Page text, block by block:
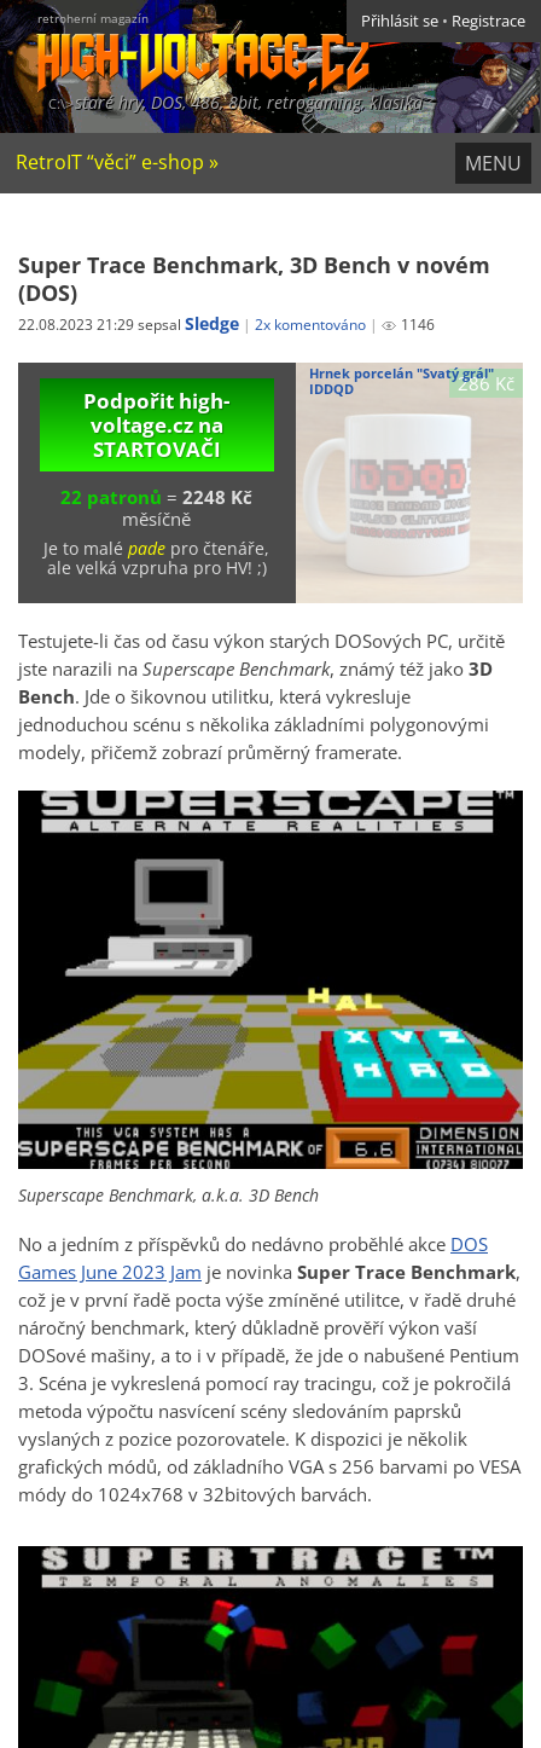
retroherní magazín
staré hry, DOS, 486, 8bit, retrogaming, klasika
Přihlásit se • Registrace
MENU
RetroIT “věci” e-shop »
Super Trace Benchmark, 3D Bench v novém
(DOS)
22.08.2023 21:29 sepsal Sledge 2x komentováno 1146
Podpořit high-
voltage.cz na
STARTOVAČI
22 patronů =2248 Kč
měsíčně
Je to malépade pro čtenáře,
ale velká vzpruha pro HV! ;)
286 Kč
Hrnek porcelán "Svatý grál"
IDDQD
Testujete-li čas od času výkon starých DOSových PC, určitě
jste narazili na Superscape Benchmark, známý též jako3D
Bench. Jde o šikovnou utilitku, která vykresluje
jednoduchou scénu s několika základními polygonovými
modely, přičemž zobrazí průměrný framerate.
Superscape Benchmark, a.k.a. 3D Bench
No a jedním z příspěvků do nedávno proběhlé akce DOS
Games June 2023 Jam je novinka Super Trace Benchmark,
což je v první řadě pocta výše zmíněné utilitce, v řadě druhé
náročný benchmark, který důkladně prověří výkon vaší
DOSové mašiny, a to i v případě, že jde o nabušené Pentium
3. Scéna je vykreslená pomocí ray tracingu, což je pokročilá
metoda výpočtu nasvícení scény sledováním paprsků
vyslaných z pozice pozorovatele. K dispozici je několik
grafických módů, od základního VGA s 256 barvami po VESA
módy do 1024x768 v 32bitových barvách.